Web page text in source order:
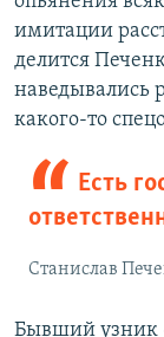
имитации
делится
наведывались
какого-то
Есть
Станислав
Бывший узник